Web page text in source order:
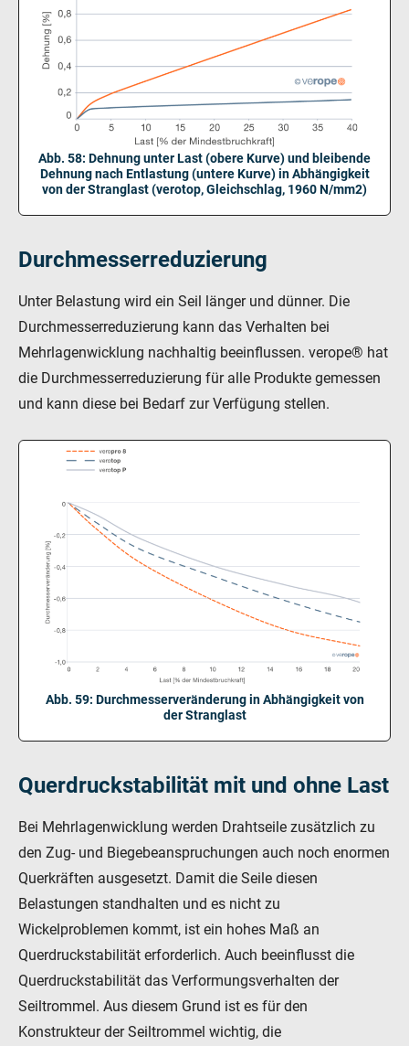
Abb. 58: Dehnung unter Last (obere Kurve) und bleibende
Dehnung nach Entlastung (untere Kurve) in Abhängigkeit
von der Stranglast (verotop, Gleichschlag, 1960 N/mm2)
Durchmesserreduzierung
Unter Belastung wird ein Seil länger und dünner. Die
Durchmesserreduzierung kann das Verhalten bei
Mehrlagenwicklung nachhaltig beeinflussen. verope® hat
die Durchmesserreduzierung für alle Produkte gemessen
und kann diese bei Bedarf zur Verfügung stellen.
Abb. 59: Durchmesserveränderung in Abhängigkeit von
der Stranglast
Querdruckstabilität mit und ohne Last
Bei Mehrlagenwicklung werden Drahtseile zusätzlich zu
den Zug- und Biegebeanspruchungen auch noch enormen
Querkräften ausgesetzt. Damit die Seile diesen
Belastungen standhalten und es nicht zu
Wickelproblemen kommt, ist ein hohes Maß an
Querdruckstabilität erforderlich. Auch beeinflusst die
Querdruckstabilität das Verformungsverhalten der
Seiltrommel. Aus diesem Grund ist es für den
Konstrukteur der Seiltrommel wichtig, die